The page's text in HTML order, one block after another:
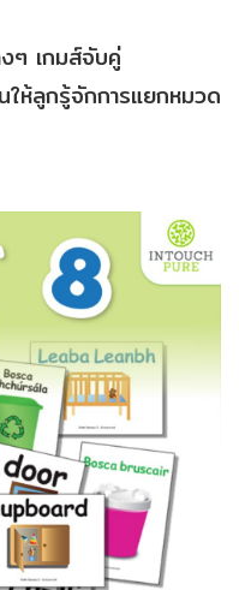
งๆ เกมส์จับคู่
ห้ลูกรู้จักการแยกหมวด